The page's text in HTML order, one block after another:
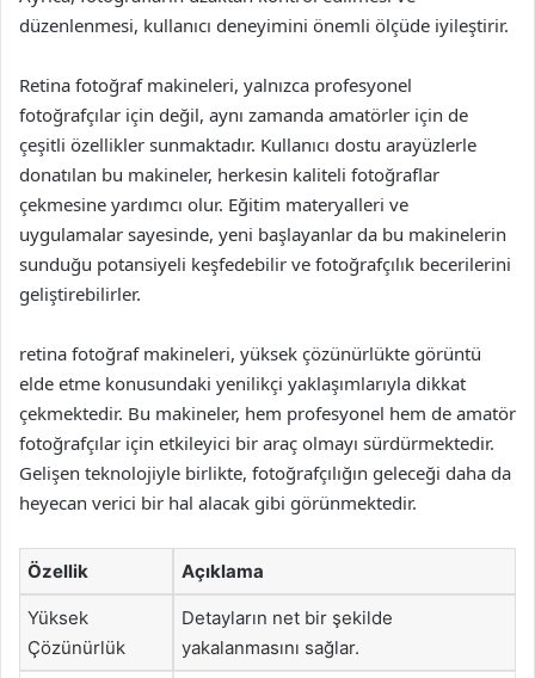
düzenlenmesi, kullanıcı deneyimini önemli ölçüde iyileştirir.
Retina fotoğraf makineleri, yalnızca profesyonel
fotoğrafçılar için değil, aynı zamanda amatörler için de
çeşitli özellikler sunmaktadır. Kullanıcı dostu arayüzlerle
donatılan bu makineler, herkesin kaliteli fotoğraflar
çekmesine yardımcı olur. Eğitim materyalleri ve
uygulamalar sayesinde, yeni başlayanlar da bu makinelerin
sunduğu potansiyeli keşfedebilir ve fotoğrafçılık becerilerini
geliştirebilirler.
retina fotoğraf makineleri, yüksek çözünürlükte görüntü
elde etme konusundaki yenilikçi yaklaşımlarıyla dikkat
çekmektedir. Bu makineler, hem profesyonel hem de amatör
fotoğrafçılar için etkileyici bir araç olmayı sürdürmektedir.
Gelişen teknolojiyle birlikte, fotoğrafçılığın geleceği daha da
heyecan verici bir hal alacak gibi görünmektedir.
Özellik Açıklama
Yüksek
Çözünürlük
Detayların net bir şekilde
yakalanmasını sağlar.